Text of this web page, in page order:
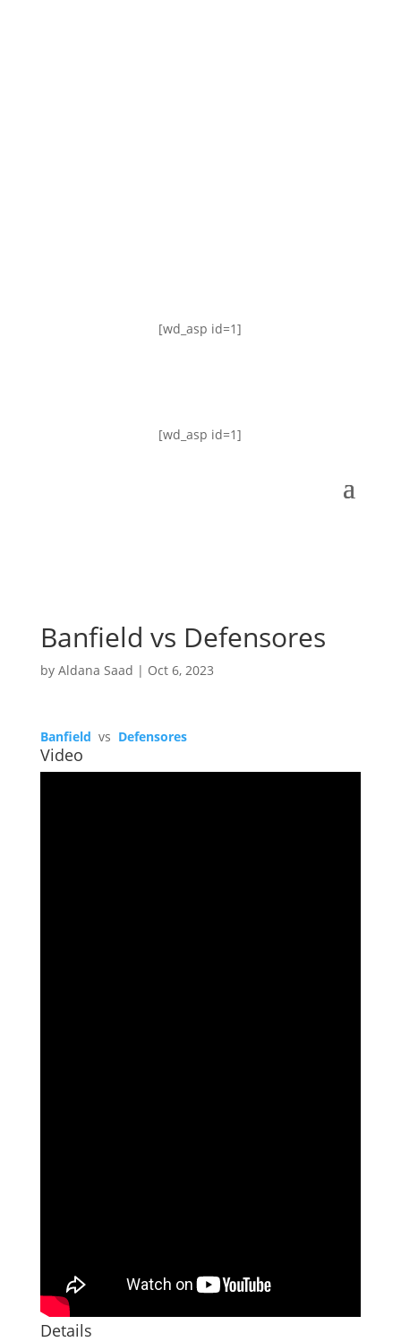
[wd_asp id=1]
[wd_asp id=1]
Banfield vs Defensores
by Aldana Saad | Oct 6, 2023
Banfield vs Defensores
Video
Details